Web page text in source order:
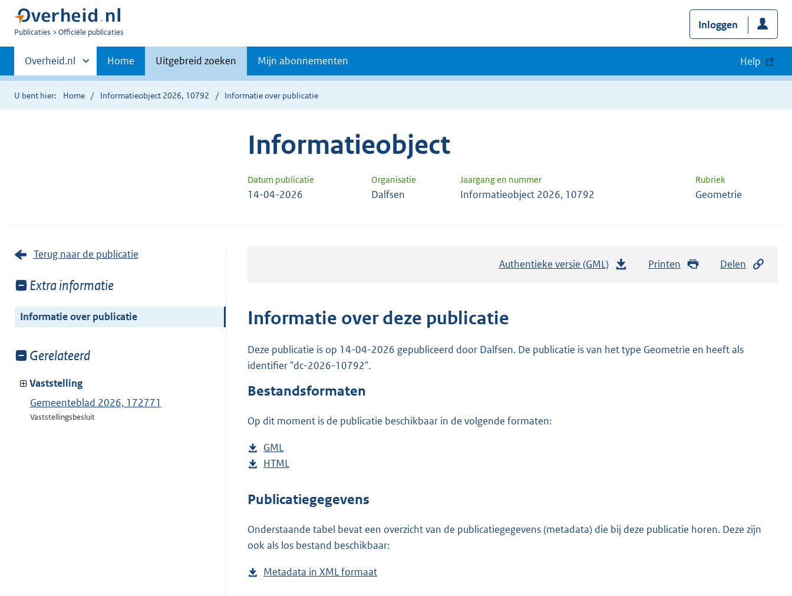
U
Publicaties Officiële publicaties
Inloggen
Primaire
navigatie
Andere
sites
binnen
Overheid.nl Home Uitgebreid zoeken Mijn abonnementen Help
U bent hier: Home Informatieobject 2026, 10792 Informatie over publicatie
Informatieobject
Datum publicatie Organisatie Jaargang en nummer Rubriek
14-04-2026 Dalfsen Informatieobject 2026, 10792 Geometrie
Terug naar de publicatie
Toon
van:
Extra informatie
Informatie over publicatie
Toon
van:
Gerelateerd
Vaststelling
Gemeenteblad 2026, 172771
Vaststellingsbesluit
Authentieke versie (GML)
1
Printen Delen
Informatie over deze publicatie
Deze publicatie is op 14-04-2026 gepubliceerd door Dalfsen. De publicatie is van het type Geometrie en heeft als
identifier "dc-2026-10792".
Bestandsformaten
Op dit moment is de publicatie beschikbaar in de volgende formaten:
D
o
n
o
a
p
GML
e
t
n
d
g
D
w
l
o
d
HTML
s
a
n
s
Publicatiegegevens
Onderstaande tabel bevat een overzicht van de publicatiegegevens (metadata) die bij deze publicatie horen. Deze zijn
ook als los bestand beschikbaar:
Metadata in XML formaat